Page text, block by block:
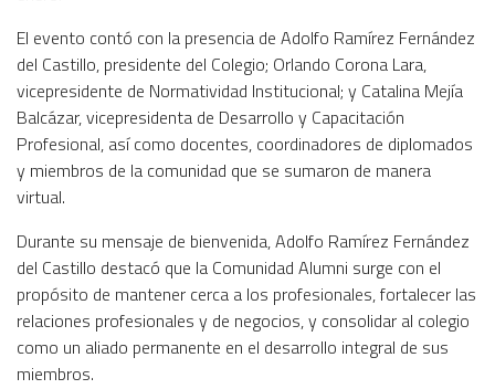
El evento contó con la presencia de Adolfo Ramírez Fernández
del Castillo, presidente del Colegio; Orlando Corona Lara,
vicepresidente de Normatividad Institucional; y Catalina Mejía
Balcázar, vicepresidenta de Desarrollo y Capacitación
Profesional, así como docentes, coordinadores de diplomados
y miembros de la comunidad que se sumaron de manera
virtual.
Durante su mensaje de bienvenida, Adolfo Ramírez Fernández
del Castillo destacó que la Comunidad Alumni surge con el
propósito de mantener cerca a los profesionales, fortalecer las
relaciones profesionales y de negocios, y consolidar al colegio
como un aliado permanente en el desarrollo integral de sus
miembros.